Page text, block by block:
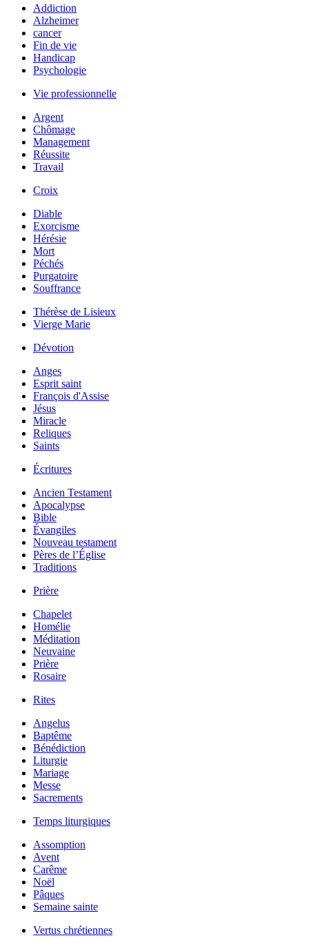
Addiction
Alzheimer
cancer
Fin de vie
Handicap
Psychologie
Vie professionnelle
Argent
Chômage
Management
Réussite
Travail
Croix
Diable
Exorcisme
Hérésie
Mort
Péchés
Purgatoire
Souffrance
Thérèse de Lisieux
Vierge Marie
Dévotion
Anges
Esprit saint
François d'Assise
Jésus
Miracle
Reliques
Saints
Écritures
Ancien Testament
Apocalypse
Bible
Évangiles
Nouveau testament
Pères de l’Église
Traditions
Prière
Chapelet
Homélie
Méditation
Neuvaine
Prière
Rosaire
Rites
Angelus
Baptême
Bénédiction
Liturgie
Mariage
Messe
Sacrements
Temps liturgiques
Assomption
Avent
Carême
Noël
Pâques
Semaine sainte
Vertus chrétiennes